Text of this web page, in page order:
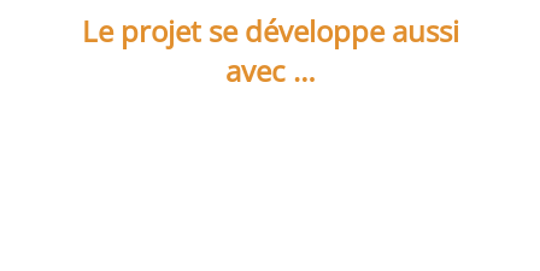
Le projet se développe aussi
avec …